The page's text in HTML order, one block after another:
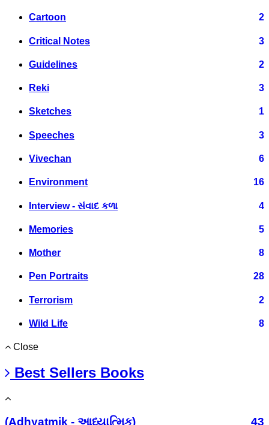
Cartoon 2
Critical Notes 3
Guidelines 2
Reki 3
Sketches 1
Speeches 3
Vivechan 6
Environment 16
Interview - સંવાદ કળા 4
Memories 5
Mother 8
Pen Portraits 28
Terrorism 2
Wild Life 8
Close
Best Sellers Books
(Adhyatmik - આધ્યાત્મિક)
43